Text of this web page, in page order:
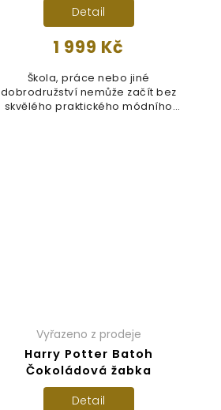
1 999 Kč
Detail
Škola, práce nebo jiné
dobrodružství nemůže začít bez
skvělého praktického módního
Harry Potter Batoh
Čokoládová žabka
Vyřazeno z prodeje
Detail